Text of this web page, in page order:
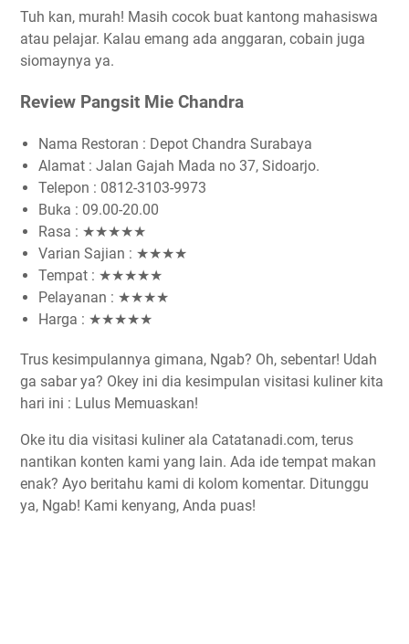
Tuh kan, murah! Masih cocok buat kantong mahasiswa
atau pelajar. Kalau emang ada anggaran, cobain juga
siomaynya ya.
Review Pangsit Mie Chandra
Nama Restoran : Depot Chandra Surabaya
Alamat : Jalan Gajah Mada no 37, Sidoarjo.
Telepon : 0812-3103-9973
Buka : 09.00-20.00
Rasa : ★★★★★
Varian Sajian : ★★★★
Tempat : ★★★★★
Pelayanan : ★★★★
Harga : ★★★★★
Trus kesimpulannya gimana, Ngab? Oh, sebentar! Udah
ga sabar ya? Okey ini dia kesimpulan visitasi kuliner kita
hari ini : Lulus Memuaskan!
Oke itu dia visitasi kuliner ala Catatanadi.com, terus
nantikan konten kami yang lain. Ada ide tempat makan
enak? Ayo beritahu kami di kolom komentar. Ditunggu
ya, Ngab! Kami kenyang, Anda puas!